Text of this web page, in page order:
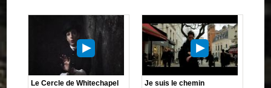
Le Cercle de Whitechapel Je suis le chemin